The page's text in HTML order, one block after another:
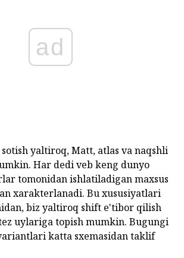
ad
yaltiroq, Matt, atlas va naqshli
Har dedi veb keng dunyo
tomonidan ishlatiladigan maxsus
xarakterlanadi. Bu xususiyatlari
biz yaltiroq shift e'tibor qilish
uylariga topish mumkin. Bugungi
katta sxemasidan taklif